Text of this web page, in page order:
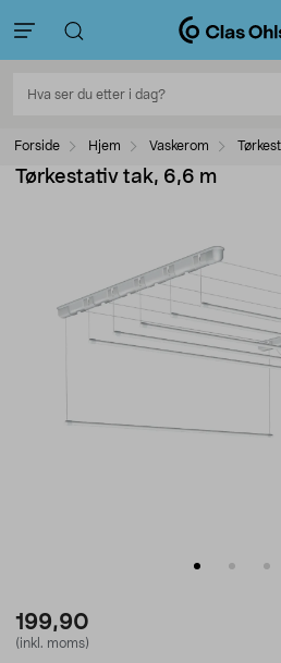
Forside Hjem Vaskerom
Tørkestativ tak, 6,6 m
199,90
(inkl. moms)